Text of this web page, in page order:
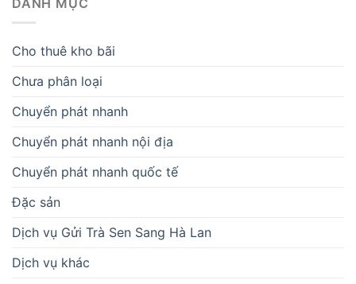
Cho thuê kho bãi
Chưa phân loại
Chuyển phát nhanh
Chuyển phát nhanh nội địa
Chuyển phát nhanh quốc tế
Đặc sản
Dịch vụ Gửi Trà Sen Sang Hà Lan
Dịch vụ khác